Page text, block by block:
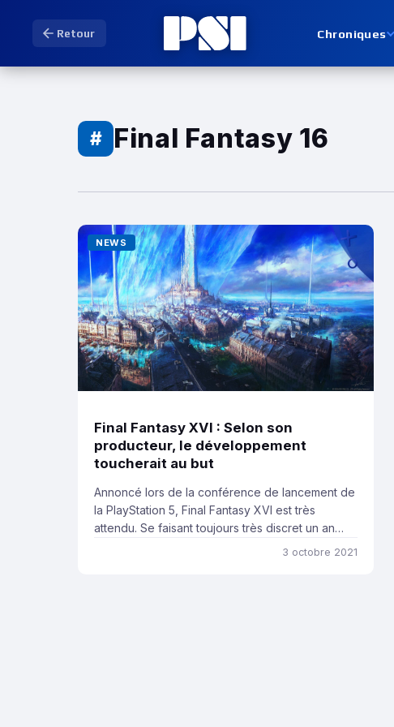
Retour Chroniques
# Final Fantasy 16
NEWS
Final Fantasy XVI : Selon son
producteur, le développement
toucherait au but
Annoncé lors de la conférence de lancement de
la PlayStation 5, Final Fantasy XVI est très
attendu. Se faisant toujours très discret un an
après, Naoki Yoshida, le producteur du jeu, s’est
3 octobre 2021